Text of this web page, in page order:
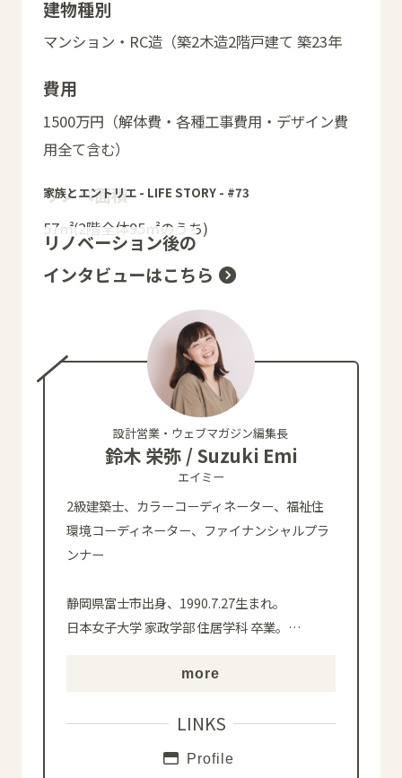
建物種別
マンション・RC造（築2木造2階戸建て 築23年
費用
1500万円（解体費・各種工事費用・デザイン費
用全て含む）
リノベ面積
57㎡(2階全体95㎡のうち)
家族とエントリエ - LIFE STORY - #73
リノベーション後の
インタビューはこちら
設計営業・ウェブマガジン編集長
鈴木 栄弥 / Suzuki Emi
エイミー
2級建築士、カラーコーディネーター、福祉住
環境コーディネーター、ファイナンシャルプラ
ンナー
静岡県富士市出身、1990.7.27生まれ。
日本女子大学 家政学部 住居学科 卒業。 …
more
LINKS
Profile